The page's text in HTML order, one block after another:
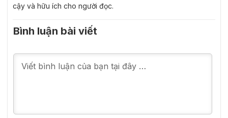
cậy và hữu ích cho người đọc.
Bình luận bài viết